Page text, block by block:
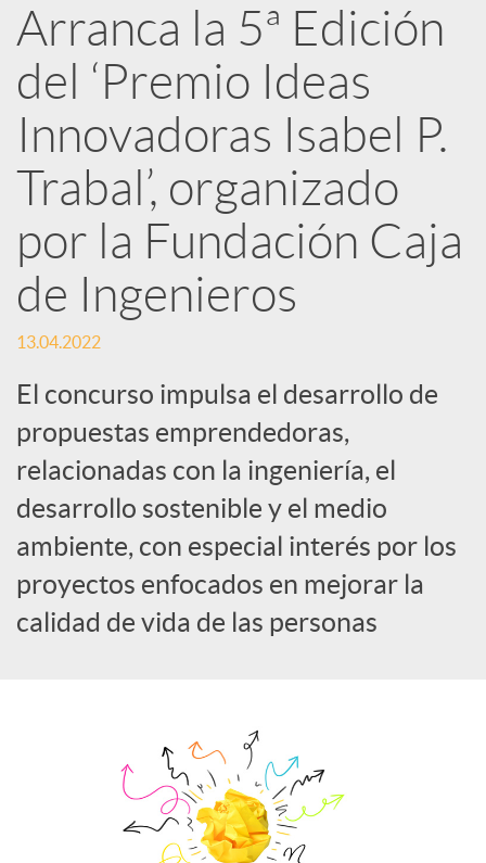
R
e
d
e
s
S
o
c
i
Arranca la 5ª Edición
del ‘Premio Ideas
Innovadoras Isabel P.
Trabal’, organizado
por la Fundación Caja
de Ingenieros
13.04.2022
El concurso impulsa el desarrollo de
propuestas emprendedoras,
relacionadas con la ingeniería, el
desarrollo sostenible y el medio
ambiente, con especial interés por los
proyectos enfocados en mejorar la
calidad de vida de las personas